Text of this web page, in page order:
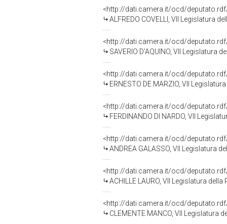
<http://dati.camera.it/ocd/
ALFREDO COVELLI, VII Legislatura
<http://dati.camera.it/ocd/
SAVERIO D'AQUINO, VII Legislatura
<http://dati.camera.it/ocd/
ERNESTO DE MARZIO, VII
<http://dati.camera.it/ocd/
FERDINANDO DI NARDO, VII
<http://dati.camera.it/ocd/
ANDREA GALASSO, VII Legislatura
<http://dati.camera.it/ocd/
ACHILLE LAURO, VII Legislatura della
<http://dati.camera.it/ocd/
CLEMENTE MANCO, VII Legislatura